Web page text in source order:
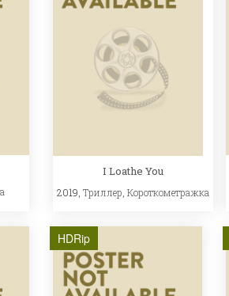
I Loathe You
2019, Триллер Короткометражка
HDRip